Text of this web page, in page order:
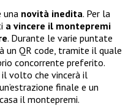
una novità inedita. Per la
a vincere il montepremi
. Durante le varie puntate
un QR code, tramite il quale
concorrente preferito.
volto che vincerà il
finale e un
il montepremi.